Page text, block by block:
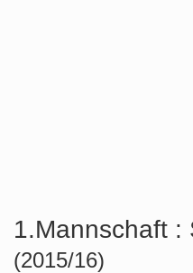
1.Mannschaft :
(2015/16)